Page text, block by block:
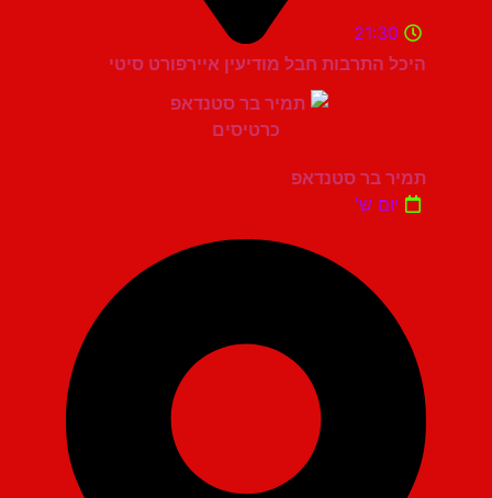
היכל התרבות חבל מודיעין איירפורט סיטי
21:30
תמיר בר סטנדאפ
יום ש'